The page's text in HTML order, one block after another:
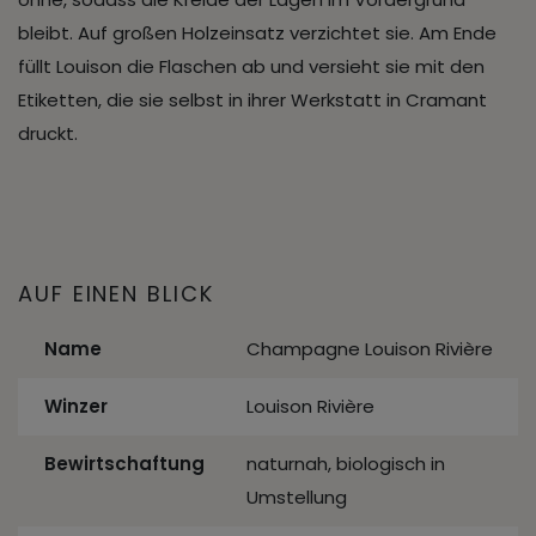
bleibt. Auf großen Holzeinsatz verzichtet sie. Am Ende
füllt Louison die Flaschen ab und versieht sie mit den
Etiketten, die sie selbst in ihrer Werkstatt in Cramant
druckt.
AUF EINEN BLICK
Name Champagne Louison Rivière
Winzer Louison Rivière
Bewirtschaftung
naturnah, biologisch in
Umstellung